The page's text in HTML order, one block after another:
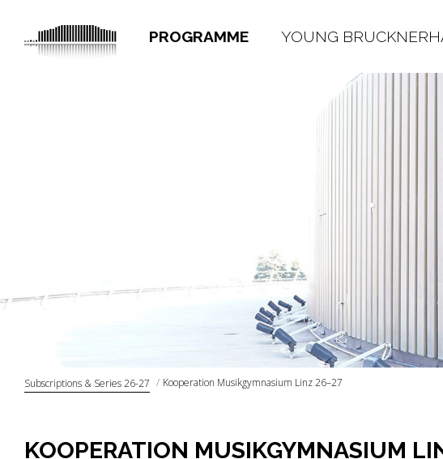
PROGRAMME YOUNG
Subscriptions & Series 26-27 Kooperation Musikgymnasium Linz 26–27
KOOPERATION MUSIKGYMNASIUM